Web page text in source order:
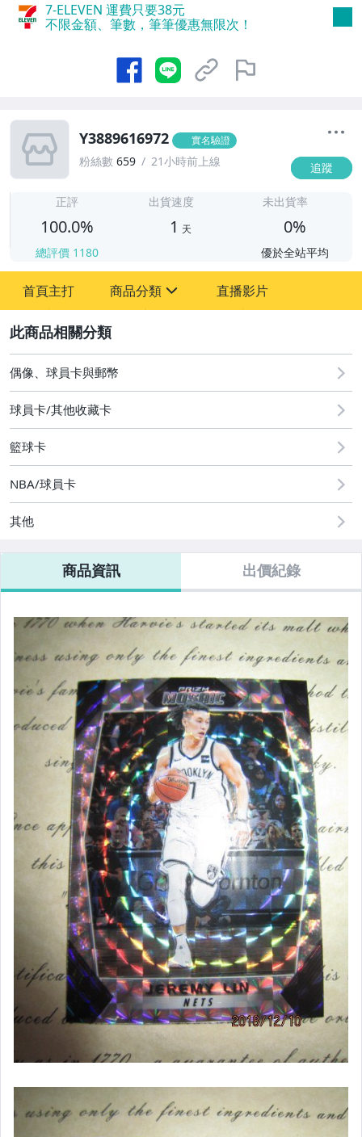
7-ELEVEN 運費只要38元
不限金額、筆數，筆筆優惠無限次！
Y3889616972 實名驗證
粉絲數 659 21小時前上線 追蹤
正評
100.0%
總評價 1180
出貨速度
1 天
未出貨率
0%
優於全站平均
首頁主打 商品分類
偶像、球員卡與郵幣
直播影片
偶像、球員卡與郵幣
球員卡/其他收藏卡
籃球卡
NBA/球員卡
其他
商品資訊 出價紀錄